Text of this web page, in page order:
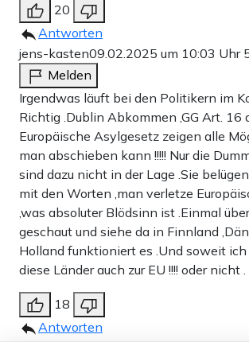
20
Antworten
jens-kasten09.02.2025 um 10:03 Uhr
Melden
Irgendwas läuft bei den Politikern im
Richtig .Dublin Abkommen ,GG Art. 16
Europäische Asylgesetz zeigen alle
man abschieben kann !!!!! Nur die
sind dazu nicht in der Lage .Sie
mit den Worten ,man verletze
,was absoluter Blödsinn ist .Einmal
geschaut und siehe da in Finnland
Holland funktioniert es .Und soweit
diese Länder auch zur EU !!!! oder nicht .
18
Antworten